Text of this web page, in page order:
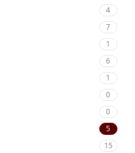
4
7
1
6
1
0
0
5
15